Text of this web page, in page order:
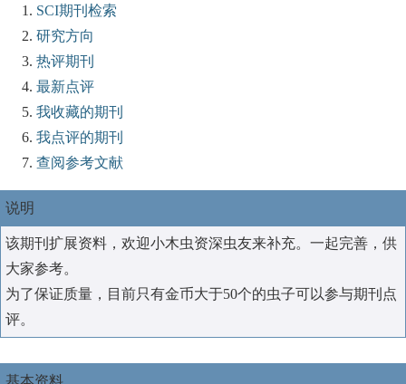
SCI期刊检索
研究方向
热评期刊
最新点评
我收藏的期刊
我点评的期刊
查阅参考文献
说明
该期刊扩展资料，欢迎小木虫资深虫友来补充。一起完善，供
大家参考。
为了保证质量，目前只有金币大于50个的虫子可以参与期刊点
评。
基本资料